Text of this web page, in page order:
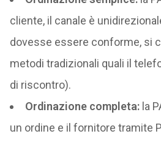
cliente, il canale è
dovesse essere conforme, si
metodi tradizionali quali il
di riscontro).
Ordinazione completa:la
un ordine e il fornitore tramite